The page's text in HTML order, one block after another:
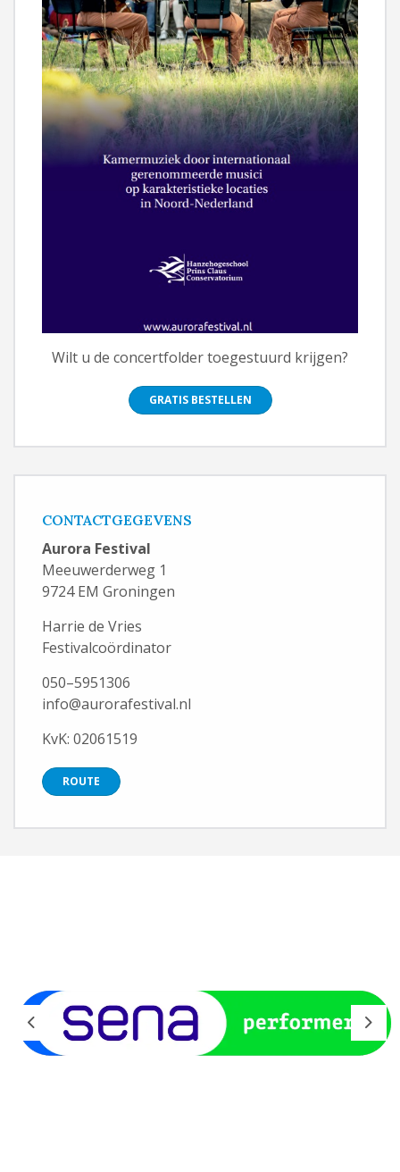
Wilt u de concertfolder toegestuurd krijgen?
GRATIS BESTELLEN
CONTACTGEGEVENS
Aurora Festival
Meeuwerderweg 1
9724 EM Groningen
Harrie de Vries
Festivalcoördinator
050–5951306
info@aurorafestival.nl
KvK: 02061519
ROUTE
Previous Next